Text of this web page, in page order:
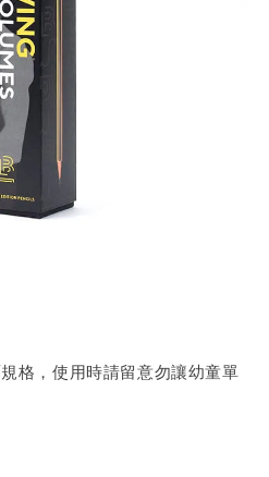
格，使用時請留意勿讓幼童單